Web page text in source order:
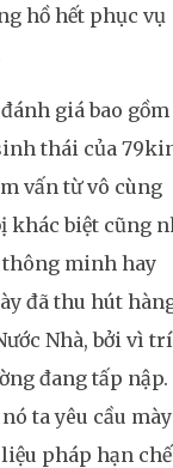
hồ hết phục vụ
giá bao
thái của
vấn từ vô cùng
khác biệt cũng
minh hay
đã thu hút
Nhà, bởi vì trí
đang tấp nập.
ta yêu cầu mày
pháp hạn chế